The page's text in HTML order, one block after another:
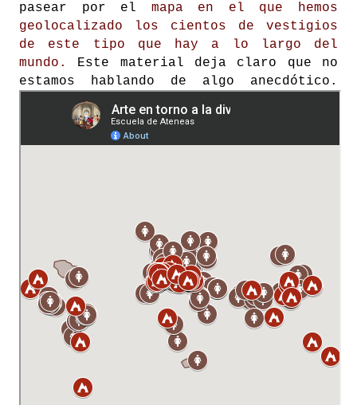
pasear por el mapa en el que hemos
geolocalizado los cientos de vestigios
de este tipo que hay a lo largo del
mundo.
Este material deja claro que no
estamos hablando de algo anecdótico.